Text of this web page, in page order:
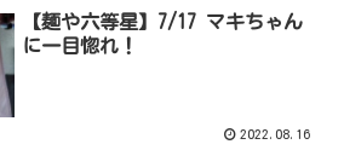
【麺や六等星】7/17 マキちゃん
に一目惚れ！
2022.08.16